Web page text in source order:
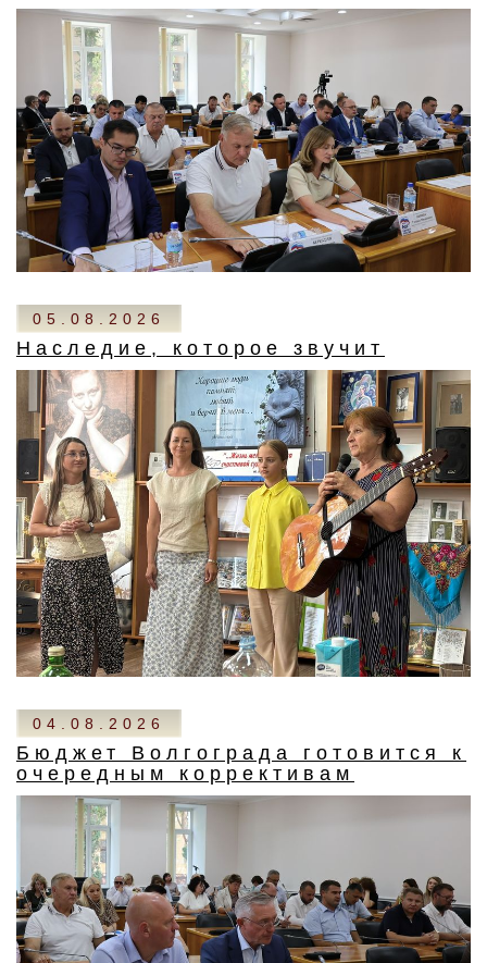
05.08.2026
Наследие, которое звучит
04.08.2026
Бюджет Волгограда готовится к
очередным коррективам